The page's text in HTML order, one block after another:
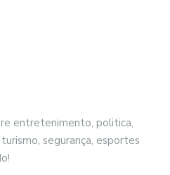
entretenimento, politica,
segurança, esportes